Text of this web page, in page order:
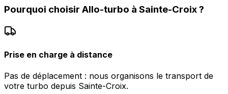
Pourquoi choisir Allo-turbo à Sainte-Croix?
Prise en charge à distance
Pas de déplacement : nous organisons le transport de
votre turbo depuis Sainte-Croix.